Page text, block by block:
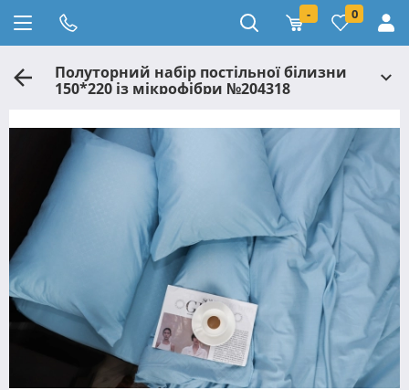
- 0
Полуторний набір постільної білизни
150*220 із мікрофібри №204318